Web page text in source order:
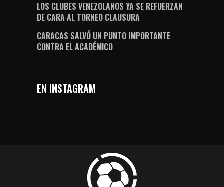
LOS CLUBES VENEZOLANOS YA SE REFUERZAN
DE CARA AL TORNEO CLAUSURA
CARACAS SALVÓ UN PUNTO IMPORTANTE
CONTRA EL ACADÉMICO
EN INSTAGRAM